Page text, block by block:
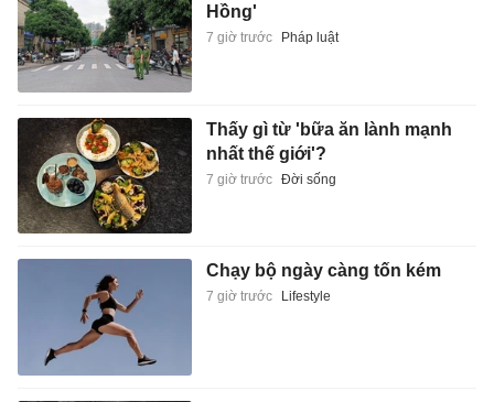
Hồng'
7 giờ trước Pháp luật
Thấy gì từ 'bữa ăn lành mạnh
nhất thế giới'?
7 giờ trước Đời sống
Chạy bộ ngày càng tốn kém
7 giờ trước Lifestyle